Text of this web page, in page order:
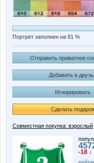
Портрет заполнен на 81 %
Отправить приватное
Добавить в
Игнорировать
Сделать подарок
Совместная покупка: взрослый
-18 ↓